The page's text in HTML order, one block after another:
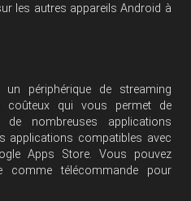
les autres appareils Android à
périphérique de streaming
coûteux qui vous permet de
nombreuses applications
applications compatibles avec
Apps Store. Vous pouvez
comme télécommande pour